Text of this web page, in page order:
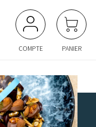
COMPTE PANIER